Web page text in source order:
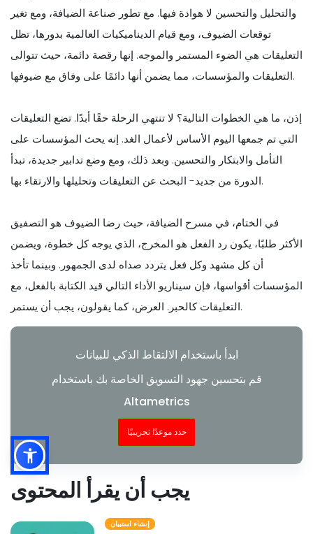
والتحليل والتحسين لا هوادة فيها. مع تطور صناعة الضيافة، ومع تغير
توقعات الضيوف، ومع قيام الديناميكيات العالمية بدورها، تظل
التعليقات هي الضوء المستمر والموجه. إنها رقصة دائمة، حيث تتوالى
التعليقات والمؤسسات، مما يضمن أنها دائمًا على وفاق مع ضيوفها.
إذن، ما هي الخطوات التالية؟ لا تنتهي الرحلة حقًا أبدًا. تضع التعليقات
التي تم جمعها اليوم الأساس لأعمال الغد. إنه يحث المؤسسات على
التأمل والابتكار والتحسين. وبعد ذلك، ومع وضع تدابير جديدة، تبدأ
الدورة من جديد- البحث عن التعليقات وتحليلها والارتقاء بها.
في الختام، في مسرح الضيافة، حيث رضا الضيوف هو التصفيق
الأكثر طلبًا، يكون رد الفعل هو المخرج، الذي يوجه كل خطوة، ويضمن
أن كل مشهد وكل فعل يتردد صداه لدى الجمهور. وبينما تأخذ
المؤسسات أقواسها، فإن سيناريو الأداء التالي قيد الكتابة بالفعل، مع
التعليقات كالحبر. العرض، كما يقولون، يجب أن يستمر.
ابدأ باستخدام الالتقاط الذكي للبيانات
قم بتحسين جهود التسويق الخاصة بك باستخدام
Altametrics
حدد موعدًا تجريبيًا
يجب أن يقرأ المحتوى
إنشاء استبيان